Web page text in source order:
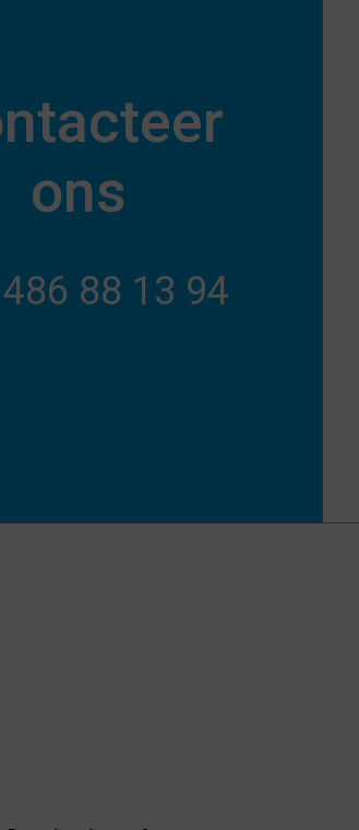
ons
88 13 94